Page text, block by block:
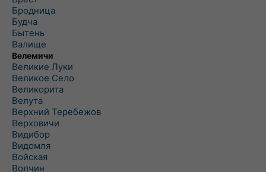
Бродница
Будча
Бытень
Валище
Велемичи
Великие Луки
Великое Село
Великорита
Велута
Верхний Теребежов
Верховичи
Видибор
Видомля
Войская
Волчин